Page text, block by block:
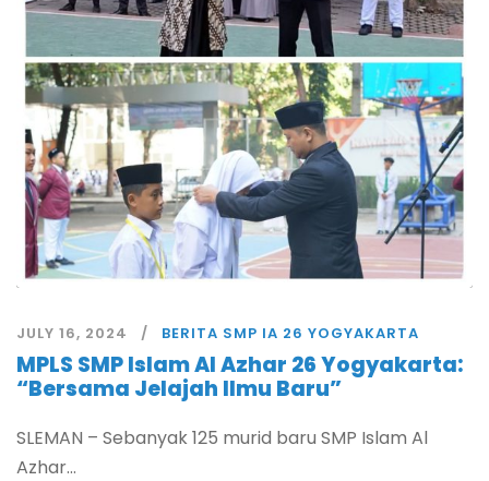
JULY 16, 2024 BERITA SMP IA 26 YOGYAKARTA
MPLS SMP Islam Al Azhar 26 Yogyakarta:
“Bersama Jelajah Ilmu Baru”
SLEMAN – Sebanyak 125 murid baru SMP Islam Al
Azhar...